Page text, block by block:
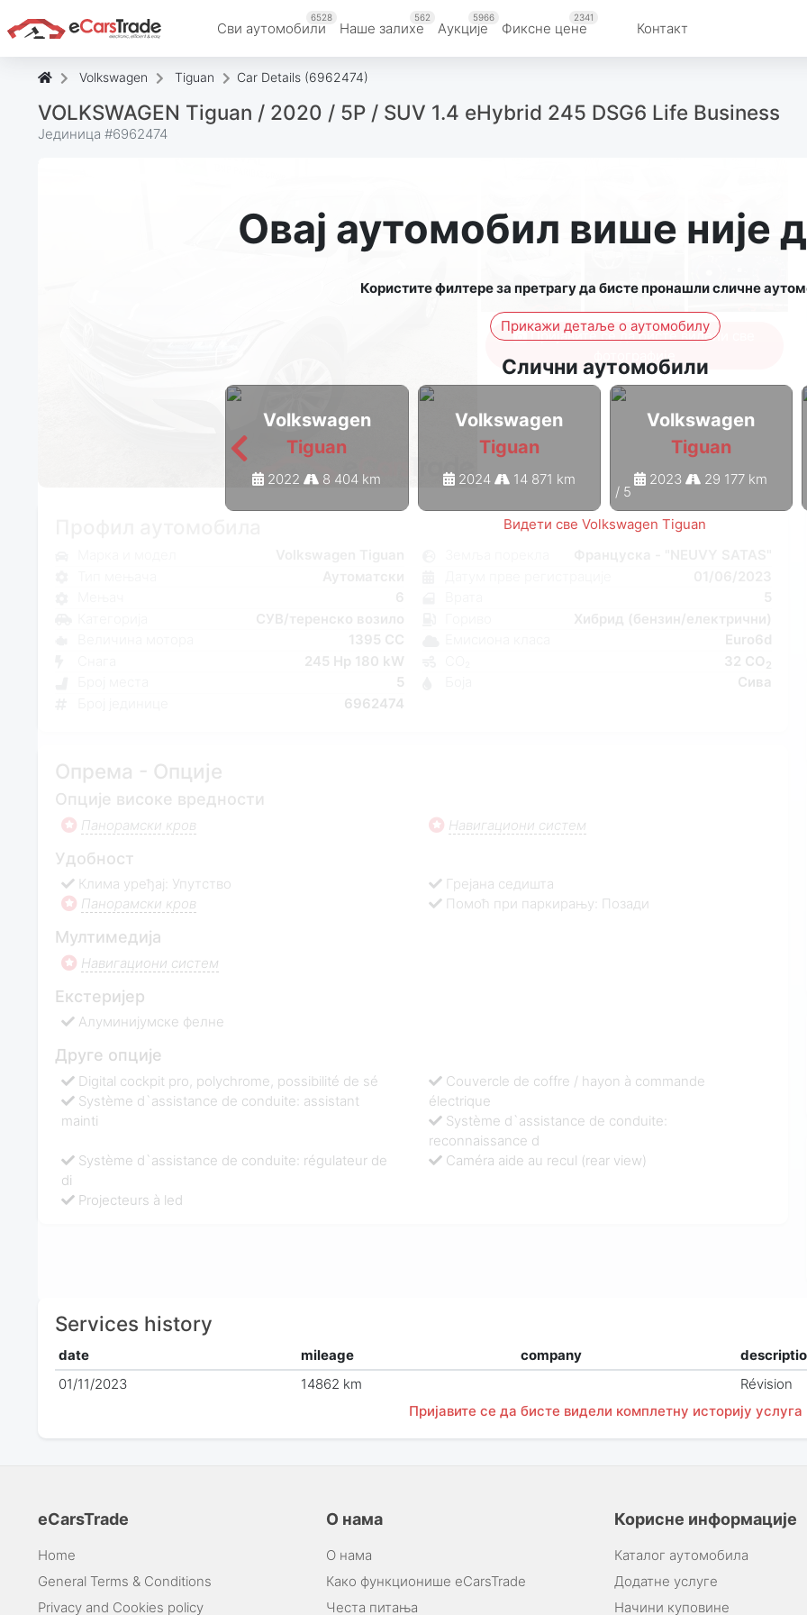
Сви аутомобили
6528
Наше залихе
562
Aукције
5966
Фиксне цене
2341
Контакт
Volkswagen Tiguan Car Details (6962474)
VOLKSWAGEN Tiguan / 2020 / 5P / SUV 1.4 eHybrid 245 DSG6 Life Business
Јединица #6962474
Овај аутомобил више није
Користите филтере за претрагу да бисте пронашли сличне
Прикажи детаље о аутомобилу
Слични аутомобили
Volkswagen
Tiguan
2022 8 404 km
Volkswagen
Tiguan
2024 14 871 km
Volkswagen
Tiguan
2023 29 177 km
/ 5
Видети све Volkswagen Tiguan
Пријавите се да бисте видели све
фотографије
1395 CC
245 Hp 180 kW
5
6962474
Euro6d
32 CO 2
Сива
Опрема - Опције
Опције високе вредности
Панорамски кров Навигациони систем
Удобност
Клима уређај: Упутство
Грејана седишта
Панорамски кров
Помоћ при паркирању: Позади
Мултимедија
Навигациони систем
Екстеријер
Алуминијумске фелне
Друге опције
Digital cockpit pro, polychrome, possibilité de sé
Système d`assistance de conduite: assistant
mainti
Couvercle de coffre / hayon à commande
électrique
Système d`assistance de conduite:
reconnaissance d
Système d`assistance de conduite: régulateur de
di
Projecteurs à led
Caméra aide au recul (rear view)
Services history
date mileage company
01/11/2023
14862 km Révision
Пријавите се да бисте видели комплетну историју услуга
eCarsTrade
Home
General Terms & Conditions
Privacy and Cookies policy
О нама
О нама
Како функционише eCarsTrade
Честа питања
Корисне информације
Каталог аутомобила
Додатне услуге
Начини куповине